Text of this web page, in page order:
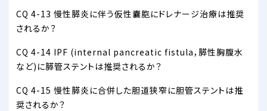
CQ 4-13 慢性膵炎に伴う仮性囊胞にドレナージ治療は推奨
されるか？
CQ 4-14 IPF (internal pancreatic fistula，膵性胸腹水
など)に膵管ステントは推奨されるか？
CQ 4-15 慢性膵炎に合併した胆道狭窄に胆管ステントは推
奨されるか？